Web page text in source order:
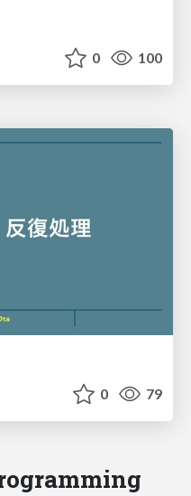
0 100
0 79